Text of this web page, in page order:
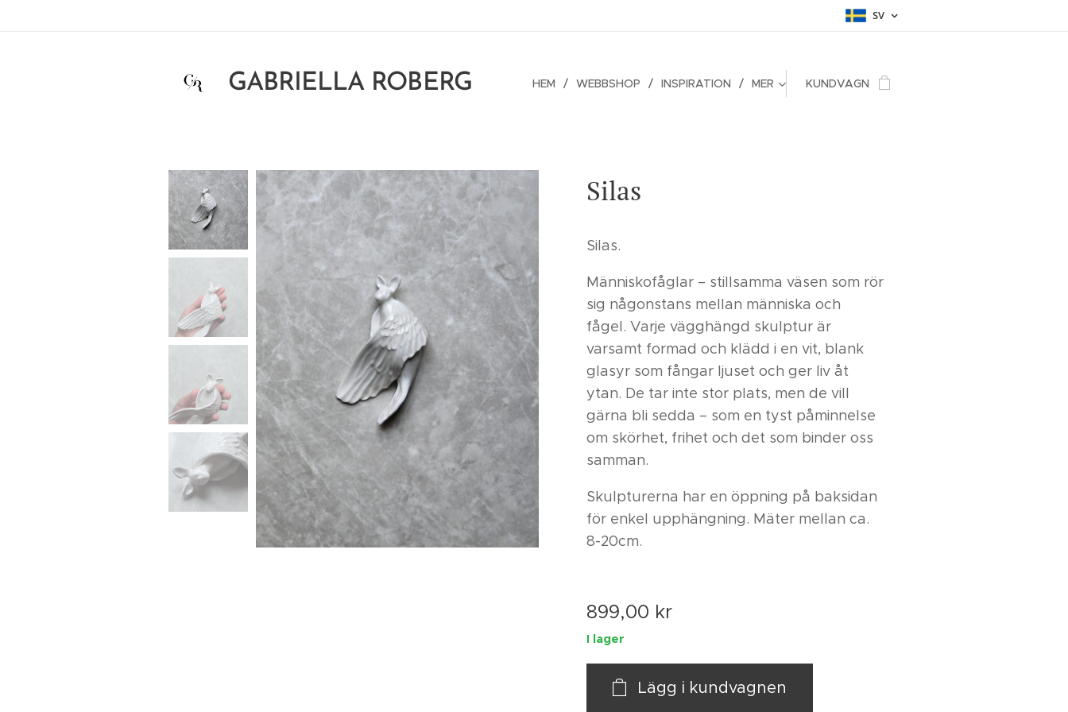
SV
GABRIELLA ROBERG HEM WEBBSHOP INSPIRATION MER KUNDVAGN
Silas
Silas.
Människofåglar – stillsamma väsen som rör
sig någonstans mellan människa och
fågel. Varje vägghängd skulptur är
varsamt formad och klädd i en vit, blank
glasyr som fångar ljuset och ger liv åt
ytan. De tar inte stor plats, men de vill
gärna bli sedda – som en tyst påminnelse
om skörhet, frihet och det som binder oss
samman.
Skulpturerna har en öppning på baksidan
för enkel upphängning. Mäter mellan ca.
8-20cm.
899,00 kr
I lager
Lägg i kundvagnen